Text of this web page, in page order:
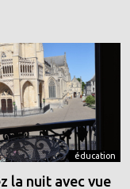
éducation
la nuit avec vue